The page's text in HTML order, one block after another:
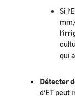
Si
qui
Détecter
d’ET